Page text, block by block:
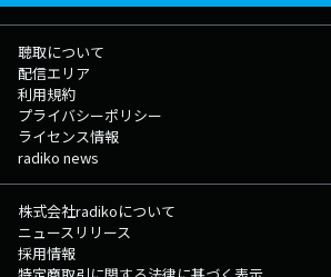
聴取について
配信エリア
利用規約
プライバシーポリシー
ライセンス情報
radiko news
株式会社radikoについて
ニュースリリース
採用情報